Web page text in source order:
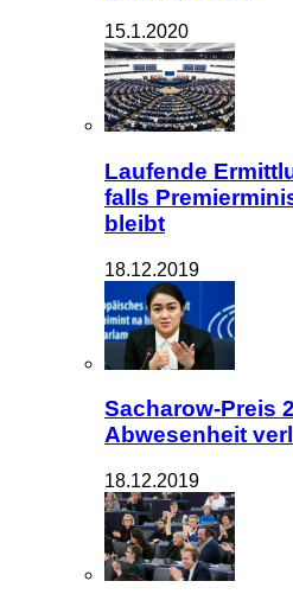
15.1.2020
Laufende
falls
bleibt
18.12.2019
Sacharow-Preis
Abwesenheit
18.12.2019